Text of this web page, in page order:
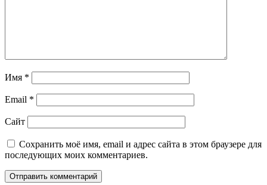
Имя *
Email *
Сайт
Сохранить моё имя, email и адрес сайта в этом браузере для
последующих моих комментариев.